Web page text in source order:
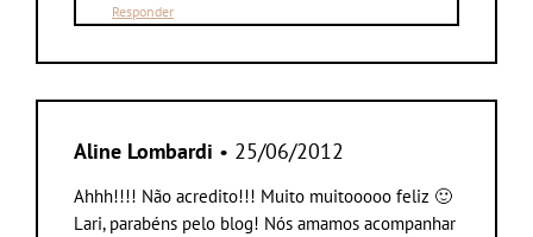
Responder
Aline Lombardi • 25/06/2012
Ahhh!!!! Não acredito!!! Muito muitooooo feliz 🙂
Lari, parabéns pelo blog! Nós amamos acompanhar